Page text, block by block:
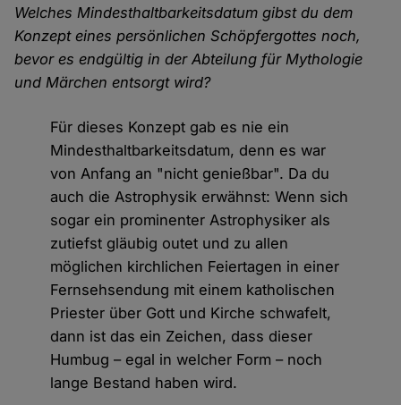
Welches Mindesthaltbarkeitsdatum gibst du dem
Konzept eines persönlichen Schöpfergottes noch,
bevor es endgültig in der Abteilung für Mythologie
und Märchen entsorgt wird?
Für dieses Konzept gab es nie ein
Mindesthaltbarkeitsdatum, denn es war
von Anfang an "nicht genießbar". Da du
auch die Astrophysik erwähnst: Wenn sich
sogar ein prominenter Astrophysiker als
zutiefst gläubig outet und zu allen
möglichen kirchlichen Feiertagen in einer
Fernsehsendung mit einem katholischen
Priester über Gott und Kirche schwafelt,
dann ist das ein Zeichen, dass dieser
Humbug – egal in welcher Form – noch
lange Bestand haben wird.